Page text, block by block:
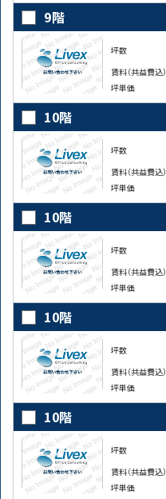
住所
9階
坪数
賃料（共益費込）
坪単価
10階
坪数
賃料（共益費込）
坪単価
10階
坪数
賃料（共益費込）
坪単価
10階
坪数
賃料（共益費込）
坪単価
10階
坪数
賃料（共益費込）
坪単価